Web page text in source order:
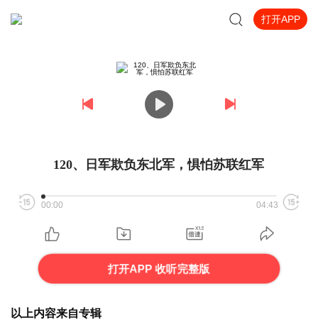
打开APP
120、日军欺负东北军，惧怕苏联红军
00:00 04:43
打开APP 收听完整版
以上内容来自专辑